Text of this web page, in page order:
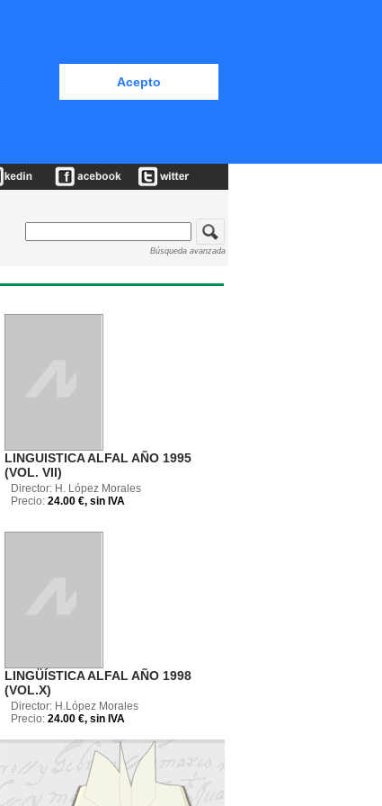
Acepto
Búsqueda avanzada
LINGUISTICA ALFAL AÑO 1995
(VOL. VII)
Director: H. López Morales
Precio: 24.00 €, sin IVA
LINGÜÍSTICA ALFAL AÑO 1998
(VOL.X)
Director: H.López Morales
Precio: 24.00 €, sin IVA